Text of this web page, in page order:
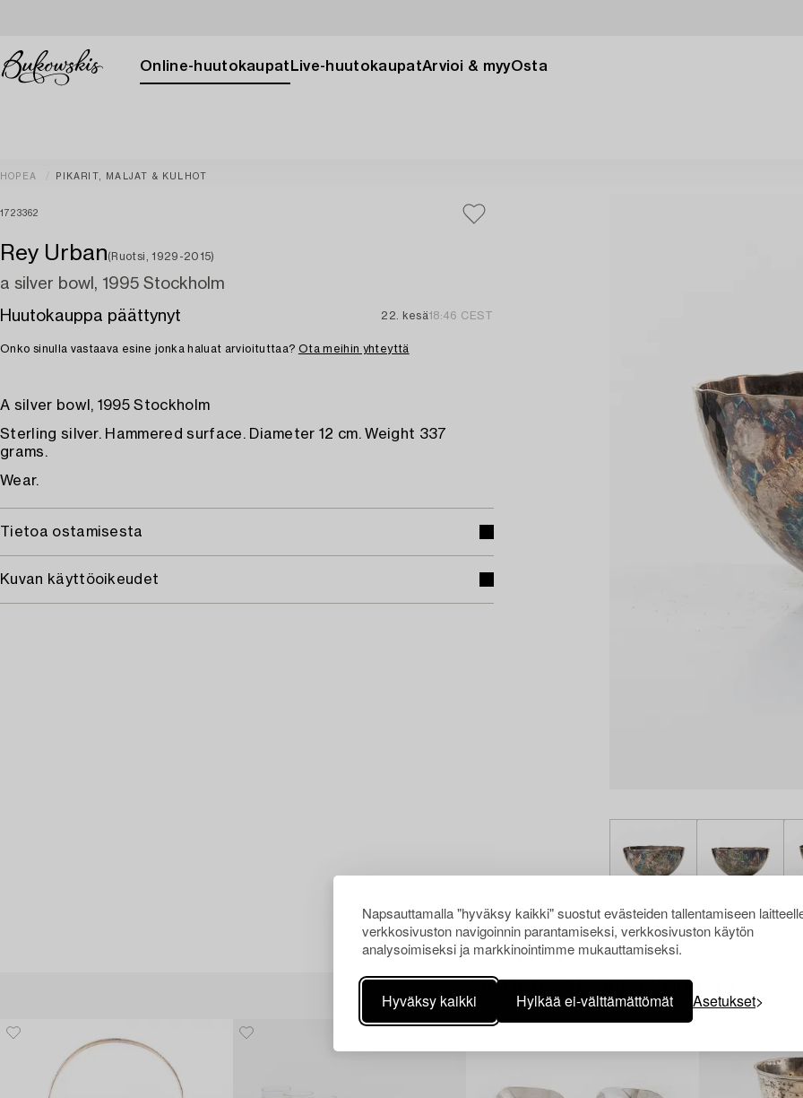
Napsauttamalla "hyväksy kaikki" suostut evästeiden tallentamiseen
verkkosivuston navigoinnin parantamiseksi, verkkosivuston käytön
analysoimiseksi ja markkinointimme mukauttamiseksi.
Hyväksy kaikki Hylkää ei-välttämättömät Asetukset
Online-huutokaupat Live-huutokaupatArvioi & myyOsta
HOPEA PIKARIT, MALJAT & KULHOT
1723362
Rey Urban(Ruotsi, 1929-2015)
a silver bowl, 1995 Stockholm
Huutokauppa päättynyt
22. kesä18:46 CEST
Onko sinulla vastaava esine jonka haluat arvioituttaa? Ota meihin yhteyttä
A silver bowl, 1995 Stockholm
Sterling silver. Hammered surface. Diameter 12 cm. Weight 337
grams.
Wear.
Tietoa ostamisesta
Kuvan käyttöoikeudet
Muiden katsomia kohteita